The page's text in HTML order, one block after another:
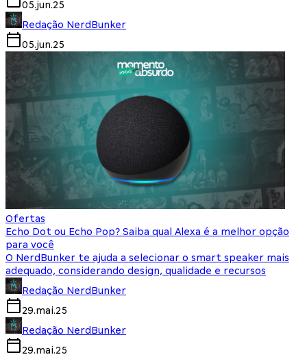
05.jun.25
Redação NerdBunker
05.jun.25
Ofertas
Echo Dot ou Echo Pop? Saiba qual Alexa é a melhor opção
para você
O NerdBunker te ajuda a selecionar o smart speaker mais
adequado, considerando design, qualidade e recursos
Redação NerdBunker
29.mai.25
Redação NerdBunker
29.mai.25